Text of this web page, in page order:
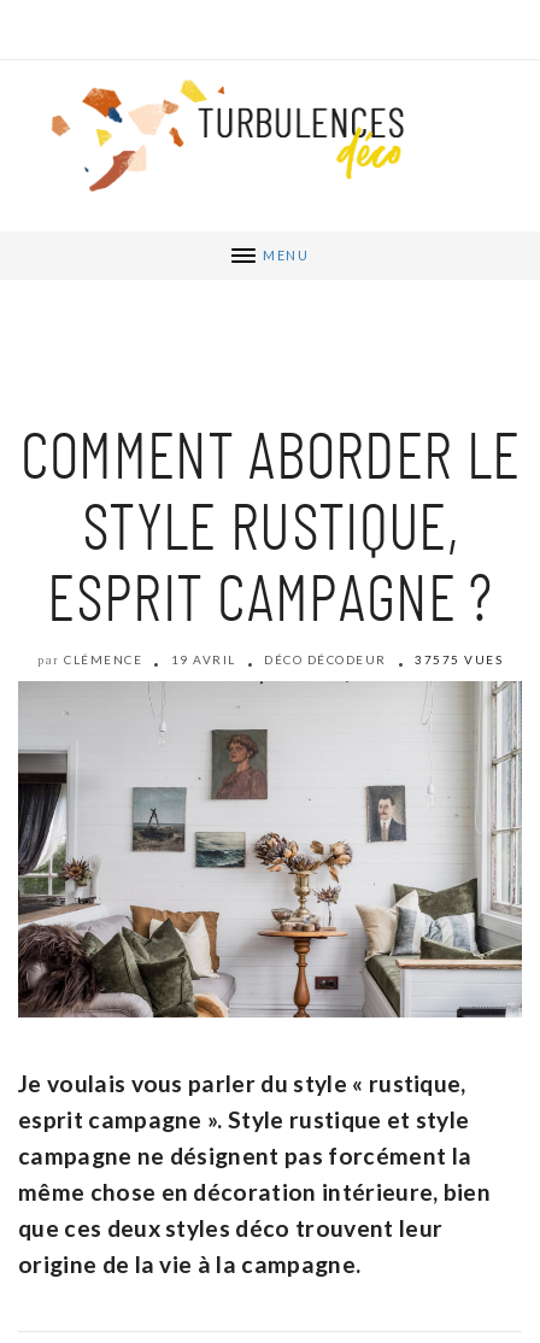
MENU
COMMENT ABORDER LE
STYLE RUSTIQUE,
ESPRIT CAMPAGNE ?
par CLÉMENCE 19 AVRIL DÉCO DÉCODEUR 37575 VUES
Je voulais vous parler du style « rustique,
esprit campagne ». Style rustique et style
campagne ne désignent pas forcément la
même chose en décoration intérieure, bien
que ces deux styles déco trouvent leur
origine de la vie à la campagne.